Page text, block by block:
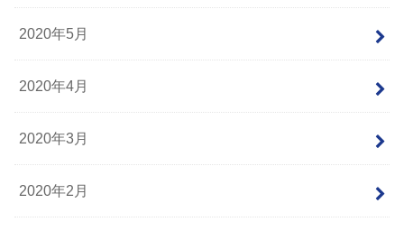
2020年5月
2020年4月
2020年3月
2020年2月